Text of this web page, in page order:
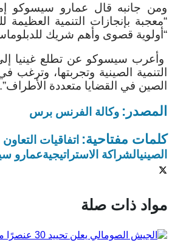
ومن جانبه قال عمارو سيسوكو
“معجبة بإنجازات التنمية العظيمة
“أولوية قصوى وأهم شريك
وأعرب سيسوكو عن تطلع غينيا
التنمية الصينية وتجربتها،
الصين في القضايا متعددة الأطراف”.
المصدر: وكالة الفرنس برس
كلمات مفتاحية: اتفاقيات التعاون
الصينيالشراكة الاستراتيجيةعمارو
مواد ذات صلة